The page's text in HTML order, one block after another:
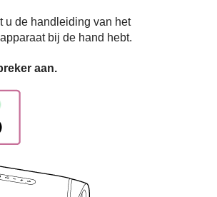
u de handleiding van het
bij de hand hebt.
aan.